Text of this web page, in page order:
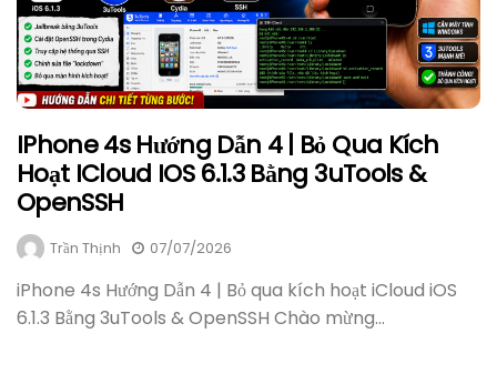
IPhone 4s Hướng Dẫn 4 | Bỏ Qua Kích
Hoạt ICloud IOS 6.1.3 Bằng 3uTools &
OpenSSH
Trần Thịnh 07/07/2026
iPhone 4s Hướng Dẫn 4 | Bỏ qua kích hoạt iCloud iOS
6.1.3 Bằng 3uTools & OpenSSH Chào mừng...